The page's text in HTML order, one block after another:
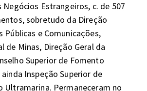
Estrangeiros, c. de 507
sobretudo da Direção
Públicas e Comunicações,
de Minas, Direção Geral da
Superior de Fomento
Inspeção Superior de
Ultramarina. Permaneceram no